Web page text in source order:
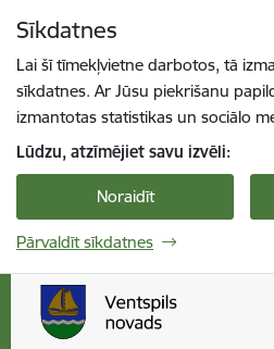
Sīkdatnes
Lai šī tīmekļvietne darbotos, tā
sīkdatnes. Ar Jūsu piekrišanu
izmantotas statistikas un sociālo
Lūdzu, atzīmējiet savu izvēli:
Noraidīt
Pārvaldīt sīkdatnes